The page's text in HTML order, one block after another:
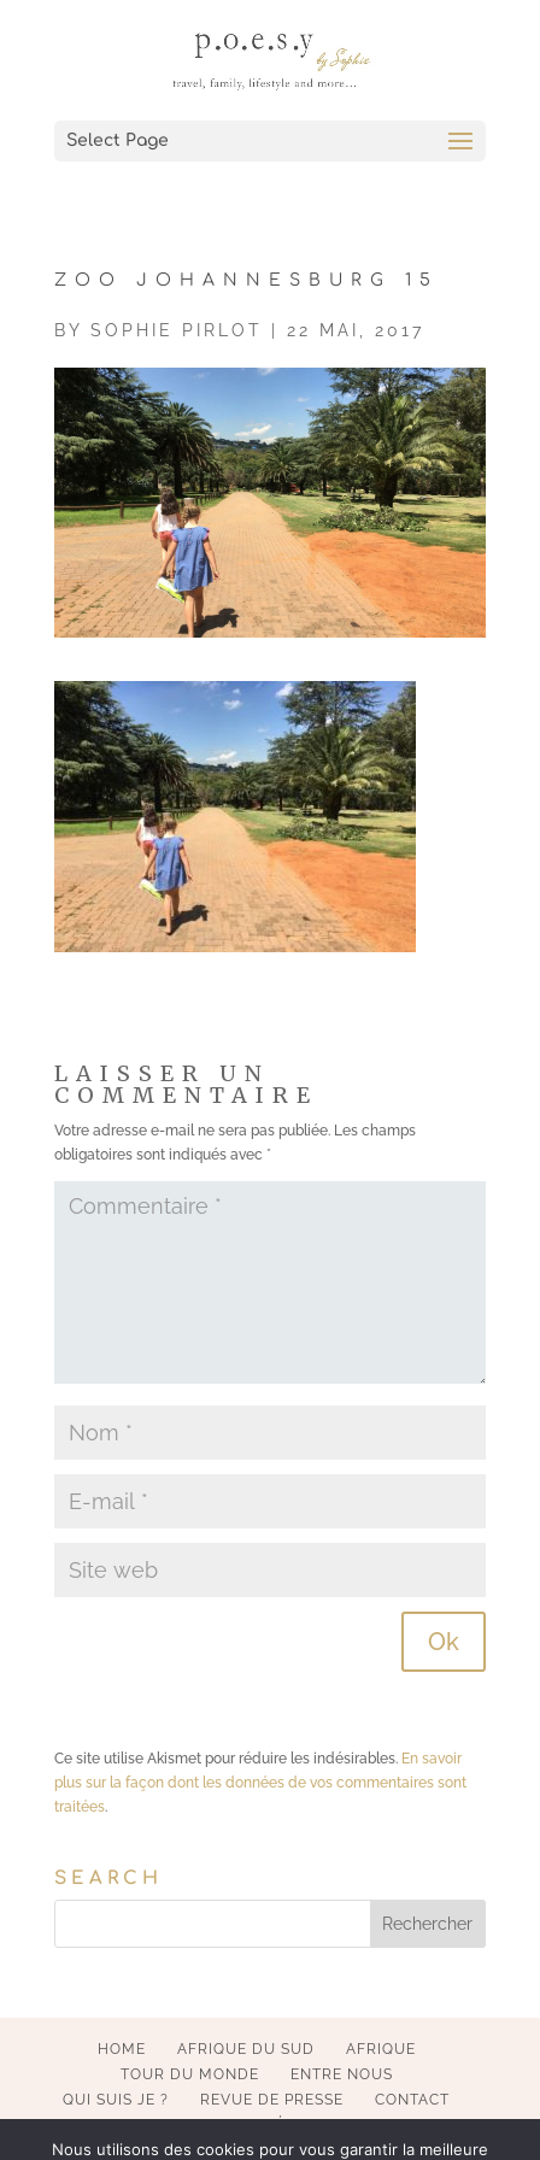
Select Page
ZOO JOHANNESBURG 15
BY SOPHIE PIRLOT 22 MAI, 2017
LAISSER UN
COMMENTAIRE
Votre adresse e-mail ne sera pas publiée. Les champs
obligatoires sont indiqués avec *
Ce site utilise Akismet pour réduire les indésirables. En savoir
plus sur la façon dont les données de vos commentaires sont
traitées.
SEARCH
HOME AFRIQUE DU SUD
AFRIQUE
TOUR DU MONDE
ENTRE NOUS
QUI SUIS JE ?
REVUE DE PRESSE
CONTACT
Nous utilisons des cookies pour vous garantir la meilleure